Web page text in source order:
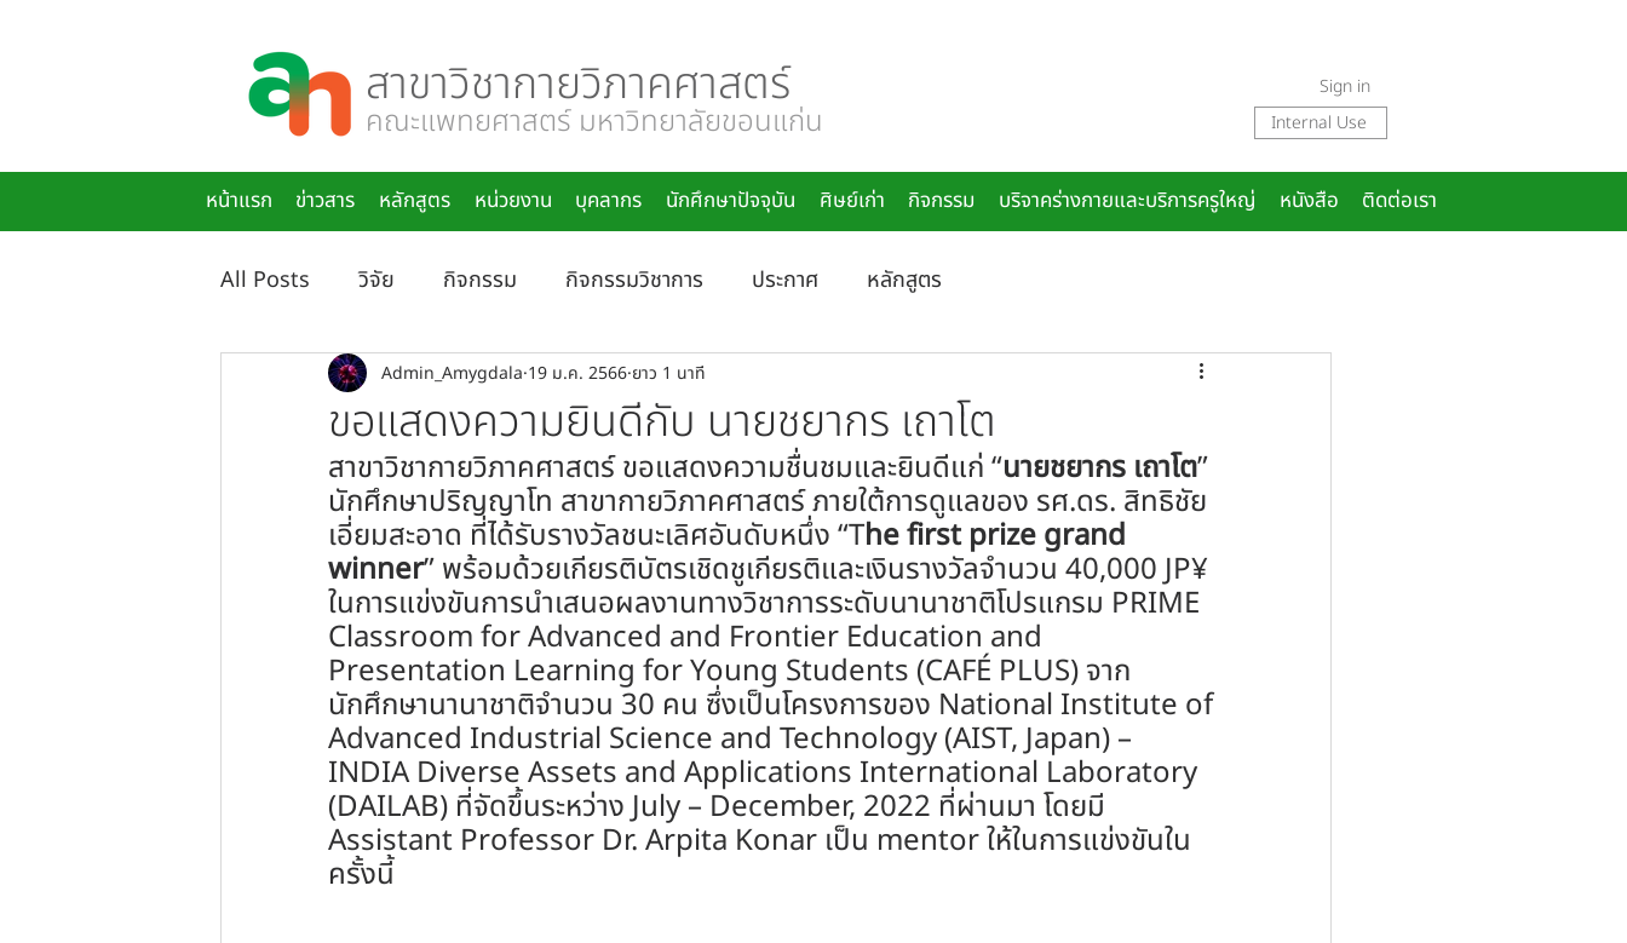
Sign in
สาขาวิชากายวิภาคศาสตร์
คณะแพทยศาสตร์ มหาวิทยาลัยขอนแก่น Internal Use
หน้าแรก ข่าวสาร หลักสูตร หน่วยงาน บุคลากร นักศึกษาปัจจุบัน ศิษย์เก่า กิจกรรม บริจาคร่างกายและบริการครูใหญ่ หนังสือ ติดต่อเรา
All Posts วิจัย กิจกรรม กิจกรรมวิชาการ ประกาศ หลักสูตร
ขอแสดงความยินดีกับ นายชยากร เถาโต
Admin_Amygdala 19 ม.ค. 2566 ยาว 1 นาที
สาขาวิชากายวิภาคศาสตร์ ขอแสดงความชื่นชมและยินดีแก่ “นายชยากร เถาโต”
นักศึกษาปริญญาโท สาขากายวิภาคศาสตร์ ภายใต้การดูแลของ รศ.ดร. สิทธิชัย
เอี่ยมสะอาด ที่ได้รับรางวัลชนะเลิศอันดับหนึ่ง “The first prize grand
winner” พร้อมด้วยเกียรติบัตรเชิดชูเกียรติและเงินรางวัลจำนวน 40,000 JP¥
ในการแข่งขันการนำเสนอผลงานทางวิชาการระดับนานาชาติโปรแกรม PRIME
Classroom for Advanced and Frontier Education and
Presentation Learning for Young Students (CAFÉ PLUS) จาก
นักศึกษานานาชาติจำนวน 30 คน ซึ่งเป็นโครงการของ National Institute of
Advanced Industrial Science and Technology (AIST, Japan) –
INDIA Diverse Assets and Applications International Laboratory
(DAILAB) ที่จัดขึ้นระหว่าง July – December, 2022 ที่ผ่านมา โดยมี
Assistant Professor Dr. Arpita Konar เป็น mentor ให้ในการแข่งขันใน
ครั้งนี้